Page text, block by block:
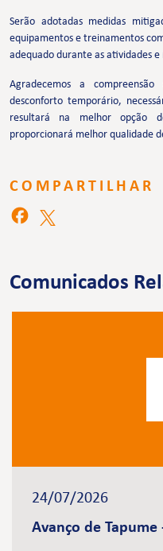
Serão adotadas medidas
equipamentos e treinamentos
adequado durante as atividades
Agradecemos a
desconforto temporário,
resultará na melhor opção
proporcionará melhor qualidade
COMPARTILHAR
Comunicados
24/07/2026
Avanço de Tapume